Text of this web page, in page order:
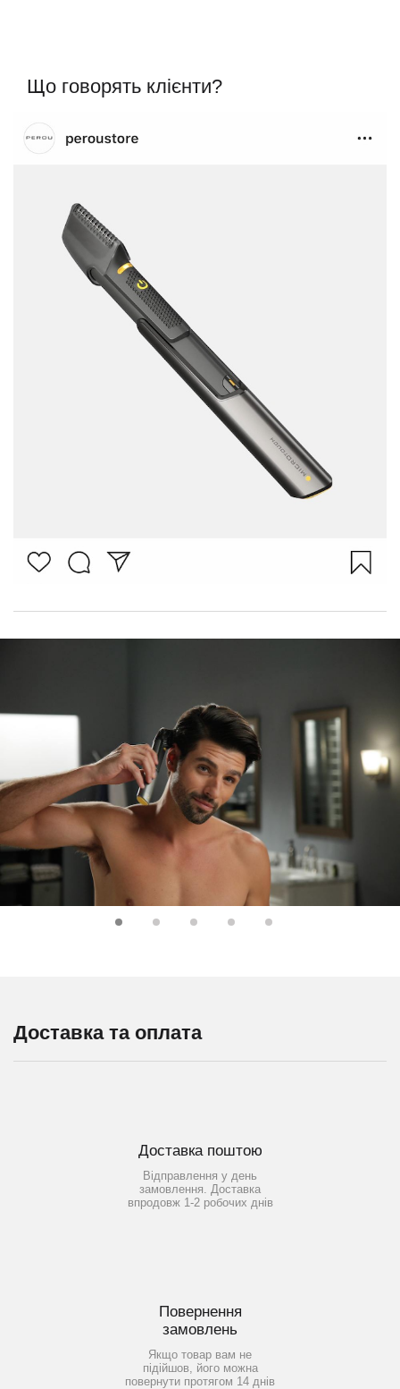
Що говорять клієнти?
Доставка та оплата
Доставка поштою
Відправлення у день
замовлення. Доставка
впродовж 1-2 робочих днів
Повернення
замовлень
Якщо товар вам не
підійшов, його можна
повернути протягом 14 днів